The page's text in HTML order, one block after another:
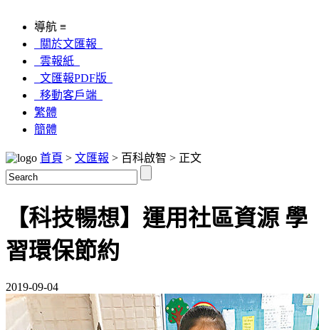
導航 ≡
關於文匯報
雲報紙
文匯報PDF版
移動客戶端
繁體
簡體
首頁 > 文匯報 > 百科啟智 > 正文
【科技暢想】運用社區資源 學
習環保節約
2019-09-04